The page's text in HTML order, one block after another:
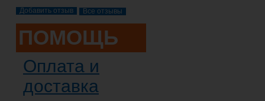
Все отзывы
ПОМОЩЬ
Оплата и
доставка